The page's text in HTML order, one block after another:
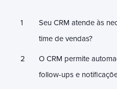
Seu CRM atende às
time de vendas?
O CRM permite
follow-ups e